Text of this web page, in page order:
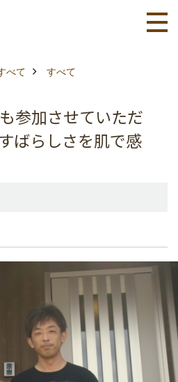
べて すべて
参加させていただ
ばらしさを肌で感